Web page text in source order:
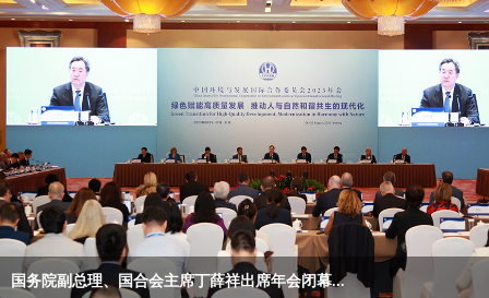
国务院副总理、国合会主席丁薛祥出席年会闭幕...